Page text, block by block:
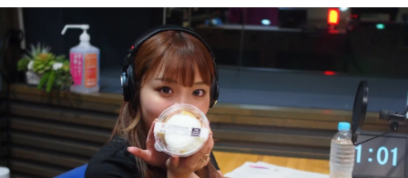
イベント・グッズ
YouTube
会社情報